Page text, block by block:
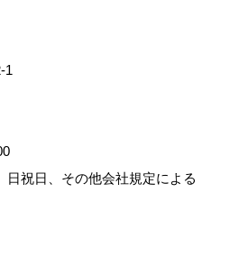
日祝日、その他会社規定による